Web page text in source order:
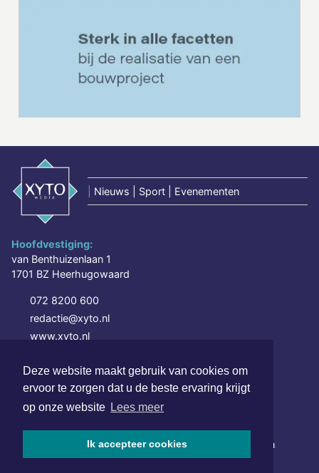
Deze website maakt gebruik van cookies om
ervoor te zorgen dat u de beste ervaring krijgt
op onze website Lees meer
Ik accepteer cookies
Nieuws | Sport | Evenementen
Hoofdvestiging:
van Benthuizenlaan 1
1701 BZ Heerhugowaard
072 8200 600
redactie@xyto.nl
www.xyto.nl
SOCIAL MEDIA
Schrijf je in voor onze nieuwsbrief en krijg wekelijks een
samenvatting van alle gebeurtenissen uit jouw regio.